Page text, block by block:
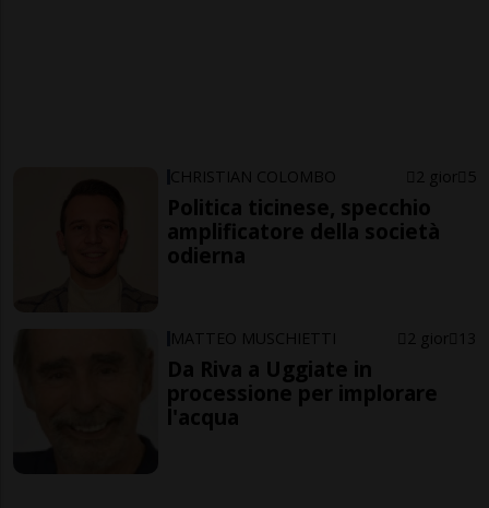
CHRISTIAN COLOMBO 2 gior 5
Politica ticinese, specchio
amplificatore della società
odierna
MATTEO MUSCHIETTI 2 gior 13
Da Riva a Uggiate in
processione per implorare
l'acqua